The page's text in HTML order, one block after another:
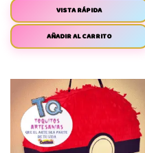
VISTA RÁPIDA
AÑADIR AL CARRITO